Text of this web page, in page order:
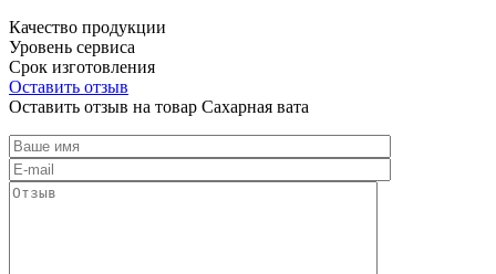
Качество продукции
Уровень сервиса
Срок изготовления
Оставить отзыв
Оставить отзыв на товар Сахарная вата